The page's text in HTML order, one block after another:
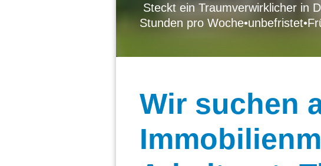
Steckt ein Traumverwirklicher in
Stunden pro Woche•unbefristet•
Wir suchen